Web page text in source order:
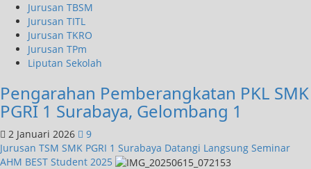
Jurusan TBSM
Jurusan TITL
Jurusan TKRO
Jurusan TPm
Liputan Sekolah
Pengarahan Pemberangkatan PKL SMK
PGRI 1 Surabaya, Gelombang 1
2 Januari 2026
9
Jurusan TSM SMK PGRI 1 Surabaya Datangi Langsung Seminar
AHM BEST Student 2025